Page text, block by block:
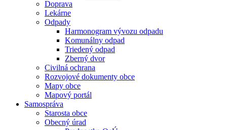
Doprava
Lekárne
Odpady
Harmonogram vývozu odpadu
Komunálny odpad
Triedený odpad
Zberný dvor
Civilná ochrana
Rozvojové dokumenty obce
Mapy obce
Mapový portál
Samospráva
Starosta obce
Obecný úrad